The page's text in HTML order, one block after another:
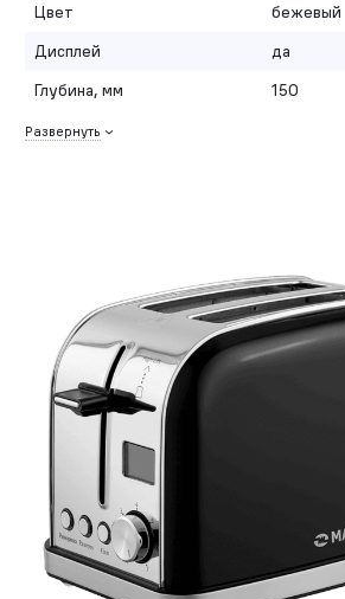
Цвет
бежевый
Дисплей
да
Глубина, мм
150
Развернуть